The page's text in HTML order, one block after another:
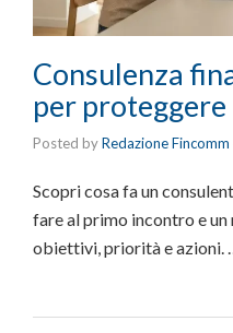
Consulenza
per
Posted byRedazione Fincomm
Scopri cosa fa un
fare al primo incontro e
obiettivi, priorità e azioni.